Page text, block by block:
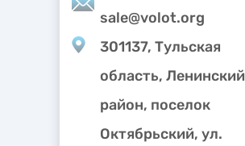
sale@volot.org
301137, Тульская
область, Ленинский
район, поселок
Октябрьский, ул.